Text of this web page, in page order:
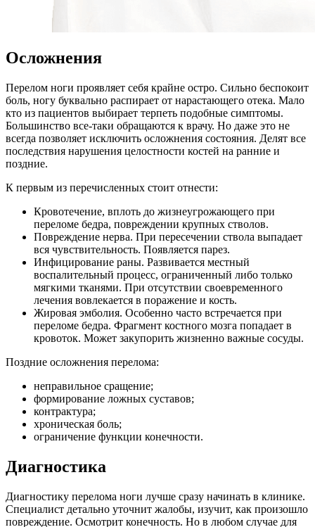
Осложнения
Перелом ноги проявляет себя крайне остро. Сильно беспокоит
боль, ногу буквально распирает от нарастающего отека. Мало
кто из пациентов выбирает терпеть подобные симптомы.
Большинство все-таки обращаются к врачу. Но даже это не
всегда позволяет исключить осложнения состояния. Делят все
последствия нарушения целостности костей на ранние и
поздние.
К первым из перечисленных стоит отнести:
Кровотечение, вплоть до жизнеугрожающего при
переломе бедра, повреждении крупных стволов.
Повреждение нерва. При пересечении ствола выпадает
вся чувствительность. Появляется парез.
Инфицирование раны. Развивается местный
воспалительный процесс, ограниченный либо только
мягкими тканями. При отсутствии своевременного
лечения вовлекается в поражение и кость.
Жировая эмболия. Особенно часто встречается при
переломе бедра. Фрагмент костного мозга попадает в
кровоток. Может закупорить жизненно важные сосуды.
Поздние осложнения перелома:
неправильное сращение;
формирование ложных суставов;
контрактура;
хроническая боль;
ограничение функции конечности.
Диагностика
Диагностику перелома ноги лучше сразу начинать в клинике.
Специалист детально уточнит жалобы, изучит, как произошло
повреждение. Осмотрит конечность. Но в любом случае для